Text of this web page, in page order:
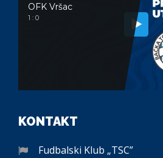
OFK Vršac
1 : 0
KONTAKT
Fudbalski Klub „TSC”